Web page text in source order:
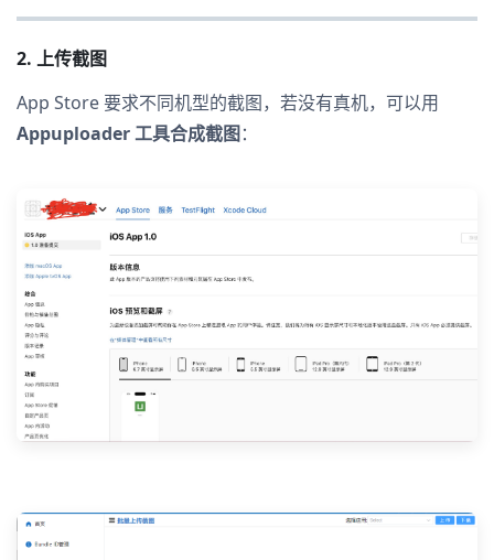
2. 上传截图
App Store 要求不同机型的截图，若没有真机，可以用
Appuploader 工具合成截图：